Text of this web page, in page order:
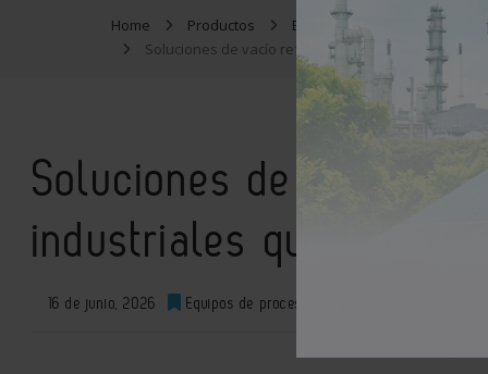
Home Productos
Equipos de proceso
Soluciones de vacío reforzadas para procesos
Soluciones de vacío
industriales químicos
16 de junio, 2026 Equipos de proceso